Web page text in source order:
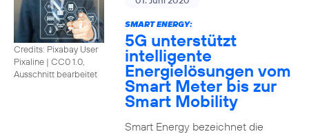
Credits: Pixabay User
Pixaline | CC0 1.0,
Ausschnitt bearbeitet
SMART ENERGY:
5G unterstützt
intelligente
Energielösungen vom
Smart Meter bis zur
Smart Mobility
Smart Energy bezeichnet die